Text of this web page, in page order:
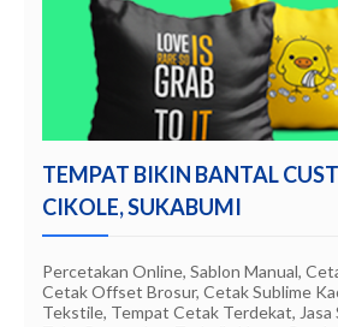
TEMPAT BIKIN BANTAL
CIKOLE, SUKABUMI
Percetakan Online, Sablon Manual,
Cetak Offset Brosur, Cetak Sublime
Tekstile, Tempat Cetak Terdekat, Jasa